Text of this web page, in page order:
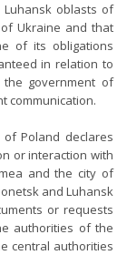
oblasts of
Ukraine and that
of its obligations
in relation to
government of
communication.
Poland declares
or interaction with
and the city of
and Luhansk
or requests
authorities of the
central authorities